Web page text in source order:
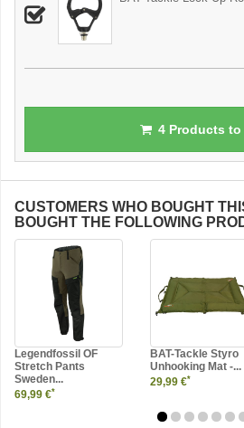
4Products to
CUSTOMERS WHO BOUGHT
BOUGHT THE FOLLOWING
Legendfossil OF
Stretch Pants
Sweden...
69,99 €*
BAT-Tackle Styro
Unhooking Mat -...
29,99 €*